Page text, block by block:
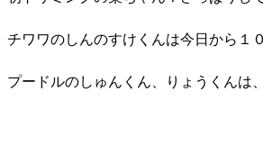
チワワのしんのすけくんは今日から１
プードルのしゅんくん、りょうくんは